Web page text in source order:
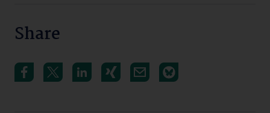
Share